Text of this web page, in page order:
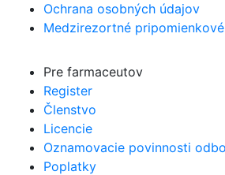
Ochrana osobných údajov
Medzirezortné
Pre farmaceutov
Register
Členstvo
Licencie
Oznamovacie povinnosti
Poplatky